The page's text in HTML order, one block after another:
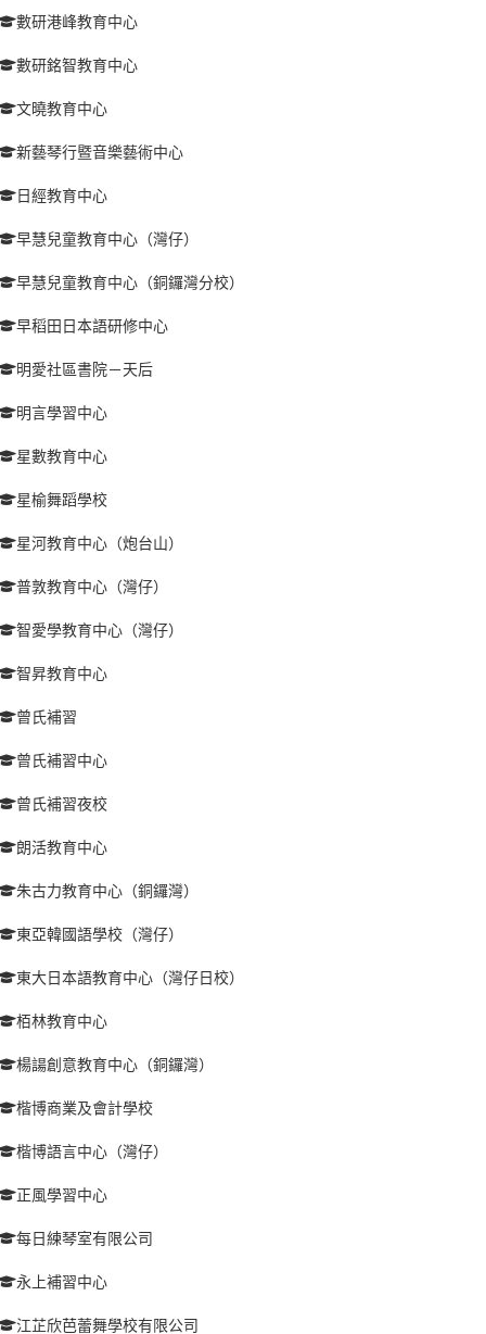
數研港峰教育中心
數研銘智教育中心
文曉教育中心
新藝琴行暨音樂藝術中心
日經教育中心
早慧兒童教育中心（灣仔）
早慧兒童教育中心（銅鑼灣分校）
早稻田日本語研修中心
明愛社區書院－天后
明言學習中心
星數教育中心
星榆舞蹈學校
星河教育中心（炮台山）
普敦教育中心（灣仔）
智愛學教育中心（灣仔）
智昇教育中心
曾氏補習
曾氏補習中心
曾氏補習夜校
朗活教育中心
朱古力教育中心（銅鑼灣）
東亞韓國語學校（灣仔）
東大日本語教育中心（灣仔日校）
栢林教育中心
楊諹創意教育中心（銅鑼灣）
楷博商業及會計學校
楷博語言中心（灣仔）
正風學習中心
每日練琴室有限公司
永上補習中心
江芷欣芭蕾舞學校有限公司